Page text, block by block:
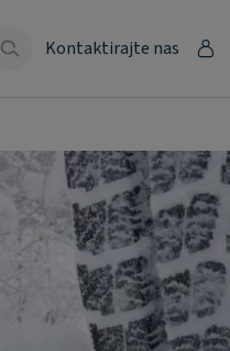
Kontaktirajte nas